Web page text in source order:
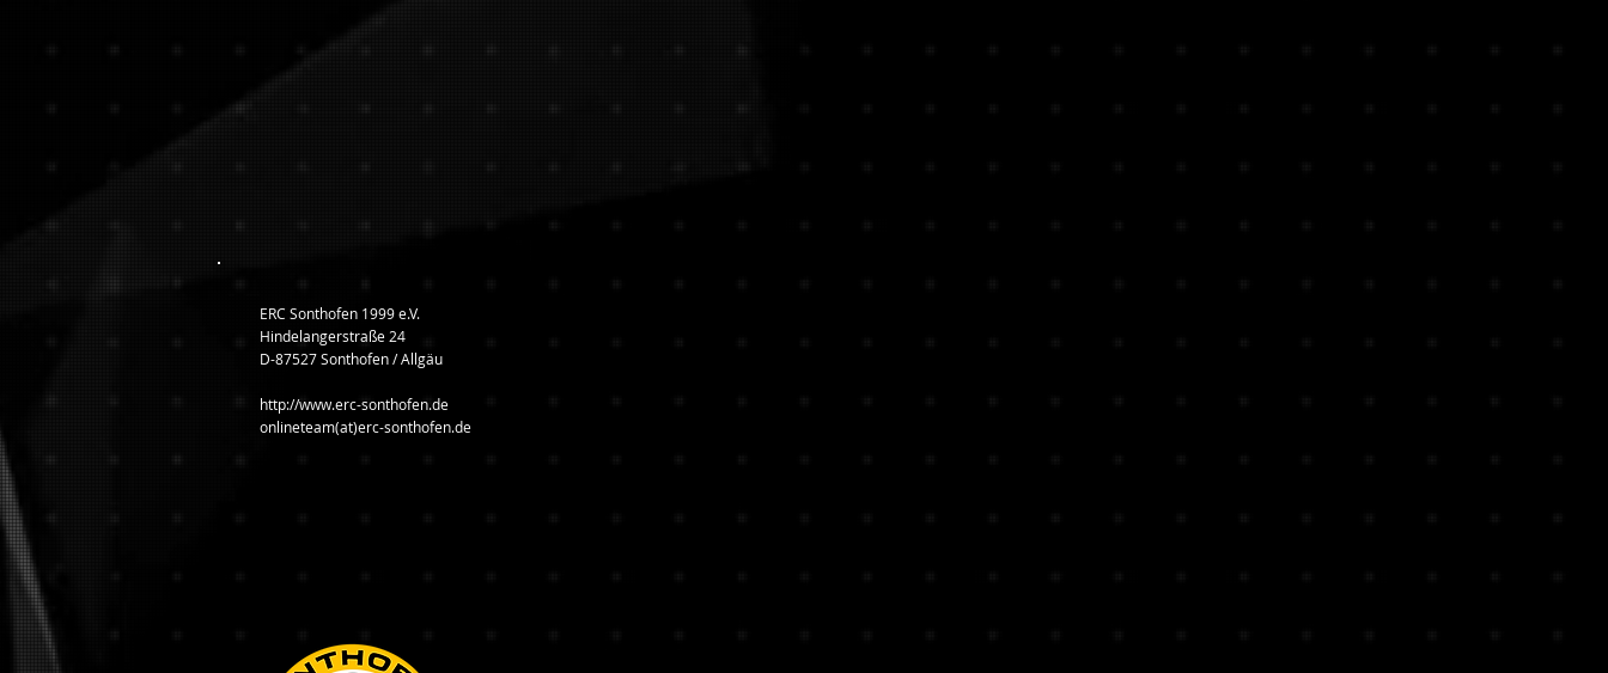
ERC Sonthofen 1999 e.V.
Hindelangerstraße 24
D-87527 Sonthofen / Allgäu
http://www.erc-sonthofen.de
onlineteam(at)erc-sonthofen.de